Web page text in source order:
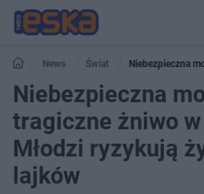
News Świat
Niebezpieczna
Niemczech. Młodzi ryzykują życie dla lajków
Niebezpieczna
tragiczne żniwo
Młodzi ryzykują
lajków